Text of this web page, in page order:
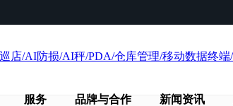
服务 品牌与合作 新闻资讯